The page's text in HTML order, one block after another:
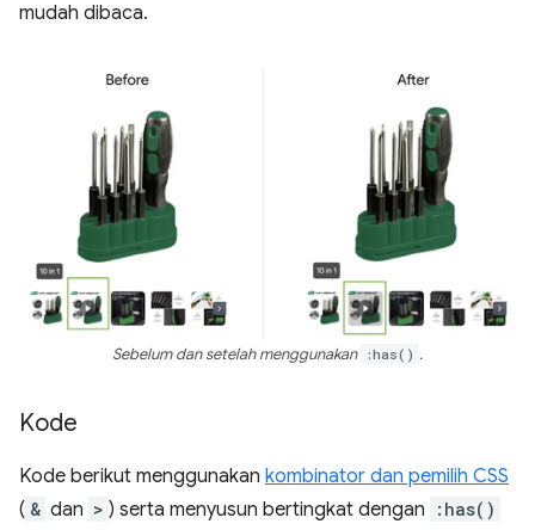
mudah dibaca.
Sebelum dan setelah menggunakan :has() .
Kode
Kode berikut menggunakan kombinator dan pemilih CSS
( & dan > ) serta menyusun bertingkat dengan :has()